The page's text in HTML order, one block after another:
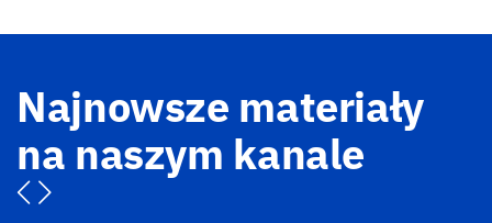
Najnowsze materiały
na naszym kanale